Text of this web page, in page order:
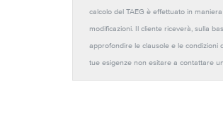
calcolo del TAEG è effettuato in
modificazioni. Il cliente riceverà, sulla
approfondire le clausole e le condizioni
tue esigenze non esitare a contattare